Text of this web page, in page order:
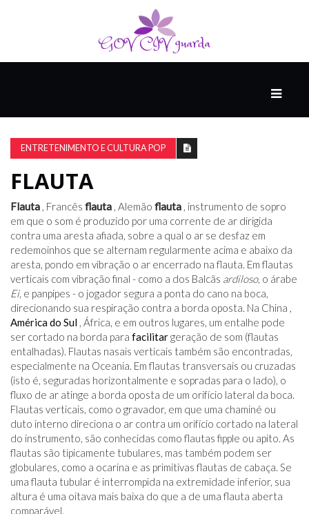
DO
THINK
COMPANHEIRO
COMEÇA
COM
UM
ESTRONDO
ENTRETENIMENTO E CULTURA POP
FLAUTA
Flauta , Francês flauta , Alemão flauta , instrumento de sopro
em que o som é produzido por uma corrente de ar dirigida
contra uma aresta afiada, sobre a qual o ar se desfaz em
redemoinhos que se alternam regularmente acima e abaixo da
aresta, pondo em vibração o ar encerrado na flauta. Em flautas
verticais com vibração final - como a dos Balcãs ardiloso, o árabe
Ei, e panpipes - o jogador segura a ponta do cano na boca,
direcionando sua respiração contra a borda oposta. Na China ,
América do Sul , África, e em outros lugares, um entalhe pode
ser cortado na borda para facilitargeração de som (flautas
entalhadas). Flautas nasais verticais também são encontradas,
especialmente na Oceania. Em flautas transversais ou cruzadas
(isto é, seguradas horizontalmente e sopradas para o lado), o
fluxo de ar atinge a borda oposta de um orifício lateral da boca.
Flautas verticais, como o gravador, em que uma chaminé ou
duto interno direciona o ar contra um orifício cortado na lateral
do instrumento, são conhecidas como flautas fipple ou apito. As
flautas são tipicamente tubulares, mas também podem ser
globulares, como a ocarina e as primitivas flautas de cabaça. Se
uma flauta tubular é interrompida na extremidade inferior, sua
altura é uma oitava mais baixa do que a de uma flauta aberta
comparável.